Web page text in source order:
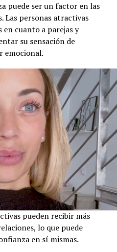
puede ser un factor en las
Las personas atractivas
en cuanto a parejas y
su sensación de
emocional.
pueden recibir más
lo que puede
en sí mismas.